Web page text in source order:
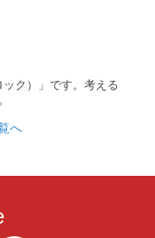
ク）」です。考える
へ